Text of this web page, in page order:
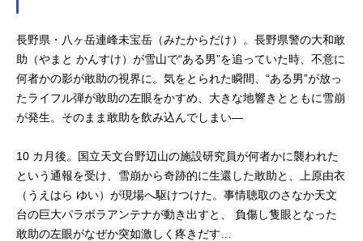
長野県・八ヶ岳連峰未宝岳（みたからだけ）。長野県警の大和敢
助（やまと かんすけ）が雪山で“ある男”を追っていた時、不意に
何者かの影が敢助の視界に。気をとられた瞬間、“ある男”が放っ
たライフル弾が敢助の左眼をかすめ、大きな地響きとともに雪崩
が発生。そのまま敢助を飲み込んでしまい―
10 カ月後。国立天文台野辺山の施設研究員が何者かに襲われた
という通報を受け、雪崩から奇跡的に生還した敢助と、上原由衣
（うえはら ゆい）が現場へ駆けつけた。事情聴取のさなか天文
台の巨大パラボラアンテナが動き出すと、 負傷し隻眼となった
敢助の左眼がなぜか突如激しく疼きだす…